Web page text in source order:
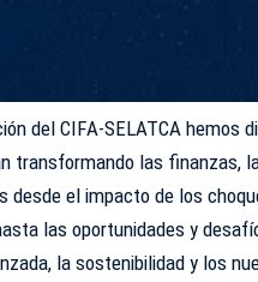
del CIFA-SELATCA hemos
transformando las finanzas,
desde el impacto de los
las oportunidades y
la sostenibilidad y los